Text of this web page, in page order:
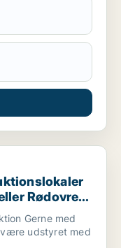
til leje i Glostrup,
Rødovre
Gerne med
udstyret med